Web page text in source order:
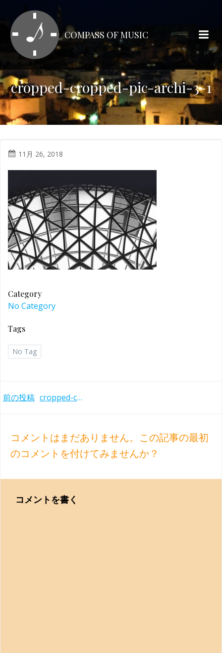
テ
ン
ツ
ス
キ
ッ
プ
COMPASS OF MUSIC
cropped-cropped-pic-archi-3-1
11月 26, 2018
Category
No Category
Tags
No Tag
Post
前の投稿 cropped-cropped-pic-archi-3-1
コメントはまだありません。この記事の最初
のコメントを付けてみませんか？
コメントを書く